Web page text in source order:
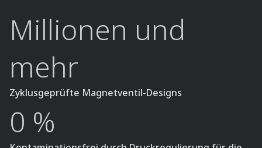
Millionen und
mehr
Zyklusgeprüfte Magnetventil-Designs
0 %